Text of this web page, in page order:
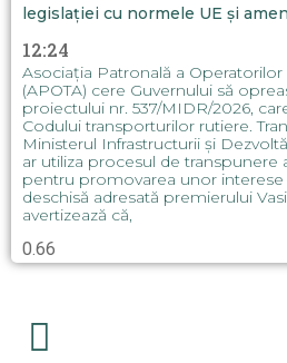
legislației cu normele UE și
12:24
Asociația Patronală a
(APOTA) cere Guvernului să
proiectului nr. 537/MIDR/2026,
Codului transporturilor rutiere.
Ministerul Infrastructurii și
ar utiliza procesul de transpunere
pentru promovarea unor
deschisă adresată premierului
avertizează că,